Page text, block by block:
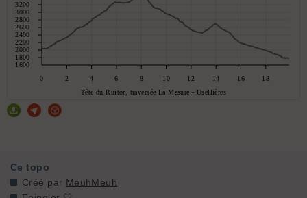
Ce topo
Créé par MeuhMeuh